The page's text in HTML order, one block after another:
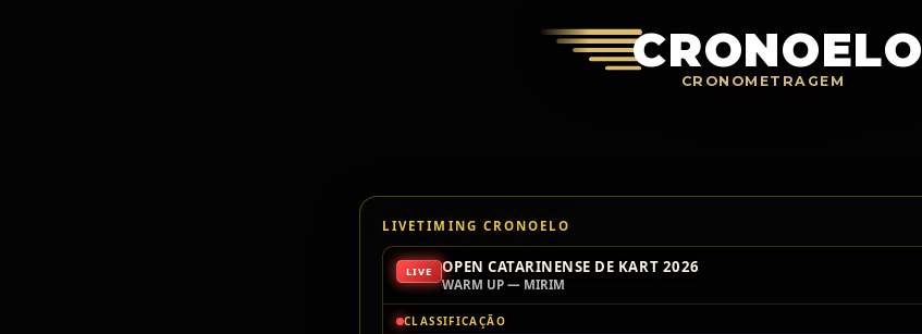
CRONOELO
CRONOMETRAGEM
LIVETIMING CRONOELO
LIVE OPEN CATARINENSE DE KART 2026
WARM UP — MIRIM
CLASSIFICAÇÃO